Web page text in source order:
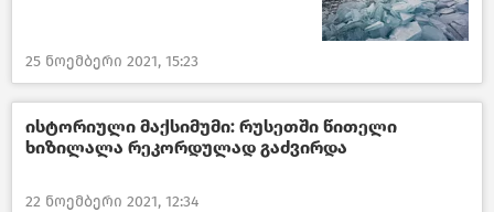
25 ნოემბერი 2021, 15:23
ისტორიული მაქსიმუმი: რუსეთში წითელი
ხიზილალა რეკორდულად გაძვირდა
22 ნოემბერი 2021, 12:34